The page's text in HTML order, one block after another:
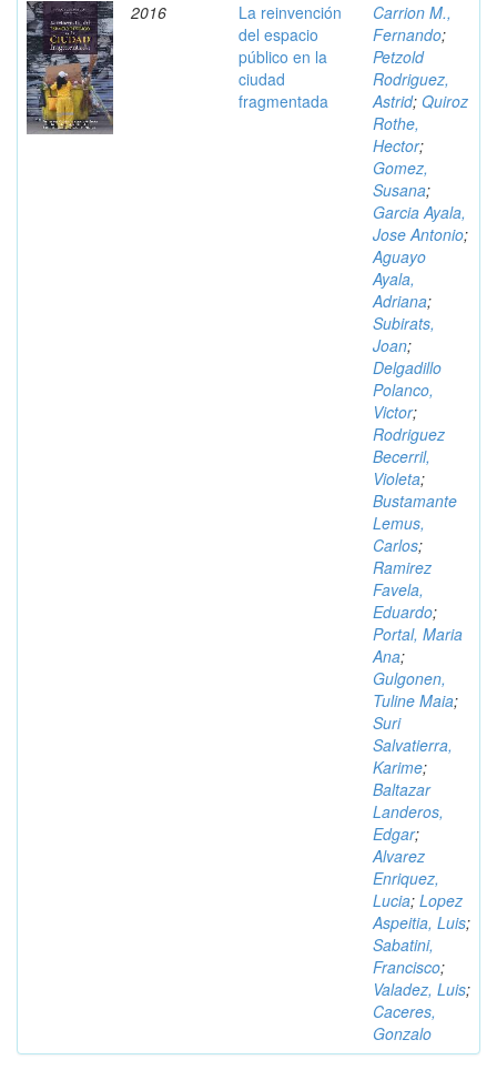
2016
La reinvención
del espacio
público en la
ciudad
fragmentada
Carrion M.,
Fernando;
Petzold
Rodriguez,
Astrid; Quiroz
Rothe,
Hector;
Gomez,
Susana;
Garcia Ayala,
Jose Antonio;
Aguayo
Ayala,
Adriana;
Subirats,
Joan;
Delgadillo
Polanco,
Victor;
Rodriguez
Becerril,
Violeta;
Bustamante
Lemus,
Carlos;
Ramirez
Favela,
Eduardo;
Portal, Maria
Ana;
Gulgonen,
Tuline Maia;
Suri
Salvatierra,
Karime;
Baltazar
Landeros,
Edgar;
Alvarez
Enriquez,
Lucia; Lopez
Aspeitia, Luis;
Sabatini,
Francisco;
Valadez, Luis;
Caceres,
Gonzalo